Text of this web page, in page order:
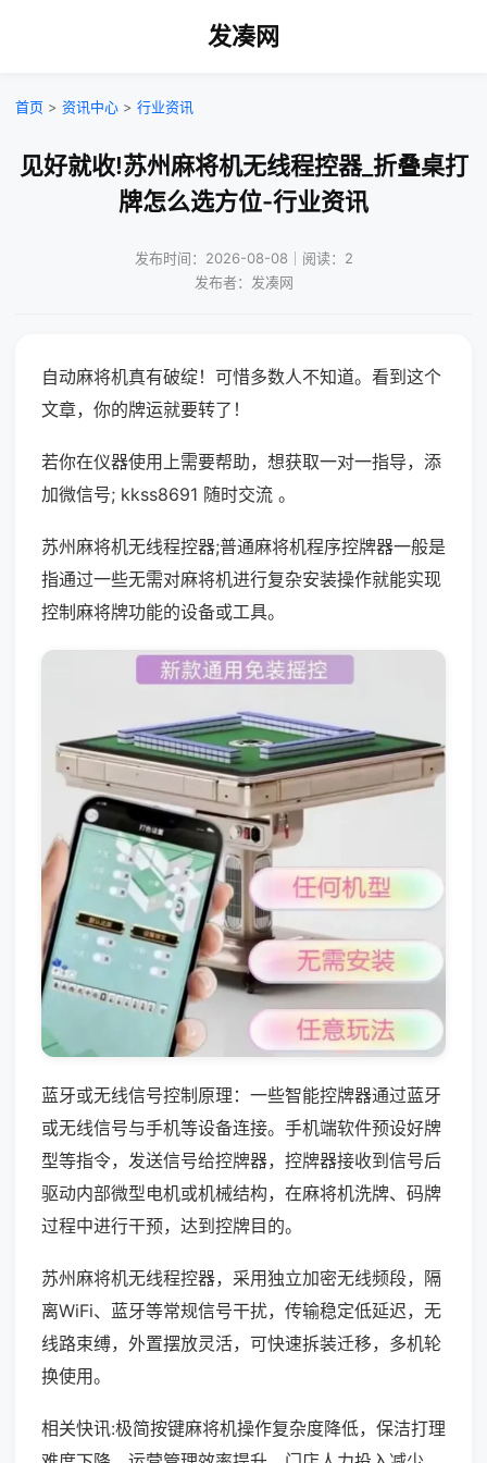
发凑网
首页 > 资讯中心 > 行业资讯
见好就收!苏州麻将机无线程控器_折叠桌打
牌怎么选方位-行业资讯
发布时间：2026-08-08｜阅读：2
发布者：发凑网
自动麻将机真有破绽！可惜多数人不知道。看到这个
文章，你的牌运就要转了！
若你在仪器使用上需要帮助，想获取一对一指导，添
加微信号; kkss8691 随时交流 。
苏州麻将机无线程控器;普通麻将机程序控牌器一般是
指通过一些无需对麻将机进行复杂安装操作就能实现
控制麻将牌功能的设备或工具。
蓝牙或无线信号控制原理：一些智能控牌器通过蓝牙
或无线信号与手机等设备连接。手机端软件预设好牌
型等指令，发送信号给控牌器，控牌器接收到信号后
驱动内部微型电机或机械结构，在麻将机洗牌、码牌
过程中进行干预，达到控牌目的。
苏州麻将机无线程控器，采用独立加密无线频段，隔
离WiFi、蓝牙等常规信号干扰，传输稳定低延迟，无
线路束缚，外置摆放灵活，可快速拆装迁移，多机轮
换使用。
相关快讯:极简按键麻将机操作复杂度降低，保洁打理